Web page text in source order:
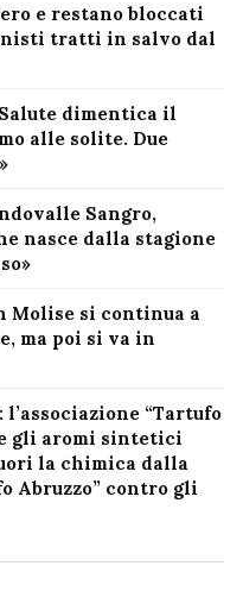
e restano bloccati
tratti in salvo dal
dimentica il
alle solite. Due
Sangro,
nasce dalla stagione
Molise si continua a
ma poi si va in
“Tartufo
gli aromi sintetici
la chimica dalla
Abruzzo” contro gli